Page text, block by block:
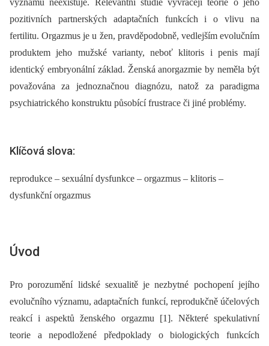
významu neexistuje. Relevantní studie vyvracejí teorie o jeho
pozitivních partnerských adaptačních funkcích i o vlivu na
fertilitu. Orgazmus je u žen, pravděpodobně, vedlejším evolučním
produktem jeho mužské varianty, neboť klitoris i penis mají
identický embryonální základ. Ženská anorgazmie by neměla být
považována za jednoznačnou diagnózu, natož za paradigma
psychiatrického konstruktu působící frustrace či jiné problémy.
Klíčová slova:
reprodukce – sexuální dysfunkce – orgazmus – klitoris –
dysfunkční orgazmus
Úvod
Pro porozumění lidské sexualitě je nezbytné pochopení jejího
evolučního významu, adaptačních funkcí, reprodukčně účelových
reakcí i aspektů ženského orgazmu [1]. Některé spekulativní
teorie a nepodložené předpoklady o biologických funkcích